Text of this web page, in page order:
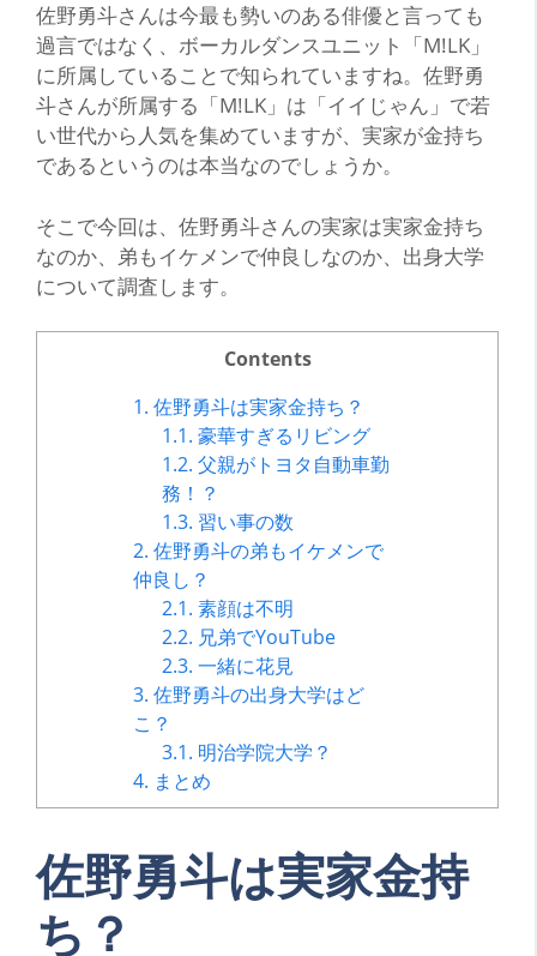
佐野勇斗さんは今最も勢いのある俳優と言っても
過言ではなく、ボーカルダンスユニット「M!LK」
に所属していることで知られていますね。佐野勇
斗さんが所属する「M!LK」は「イイじゃん」で若
い世代から人気を集めていますが、実家が金持ち
であるというのは本当なのでしょうか。
そこで今回は、佐野勇斗さんの実家は実家金持ち
なのか、弟もイケメンで仲良しなのか、出身大学
について調査します。
Contents
1. 佐野勇斗は実家金持ち？
1.1. 豪華すぎるリビング
1.2. 父親がトヨタ自動車勤
務！？
1.3. 習い事の数
2. 佐野勇斗の弟もイケメンで
仲良し？
2.1. 素顔は不明
2.2. 兄弟でYouTube
2.3. 一緒に花見
3. 佐野勇斗の出身大学はど
こ？
3.1. 明治学院大学？
4. まとめ
佐野勇斗は実家金持
ち？